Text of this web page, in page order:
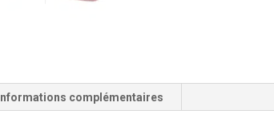
Informations complémentaires